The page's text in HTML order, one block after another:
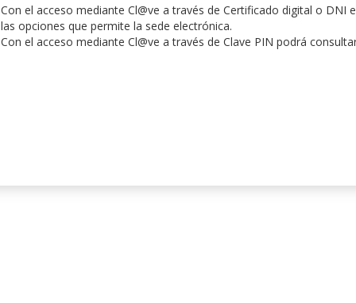
Con el acceso mediante Cl@ve a través de Certificado digital o
las opciones que permite la sede electrónica.
Con el acceso mediante Cl@ve a través de Clave PIN podrá